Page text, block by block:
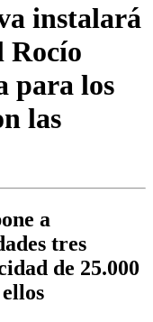
instalará
Rocío
para los
las
a
tres
de 25.000